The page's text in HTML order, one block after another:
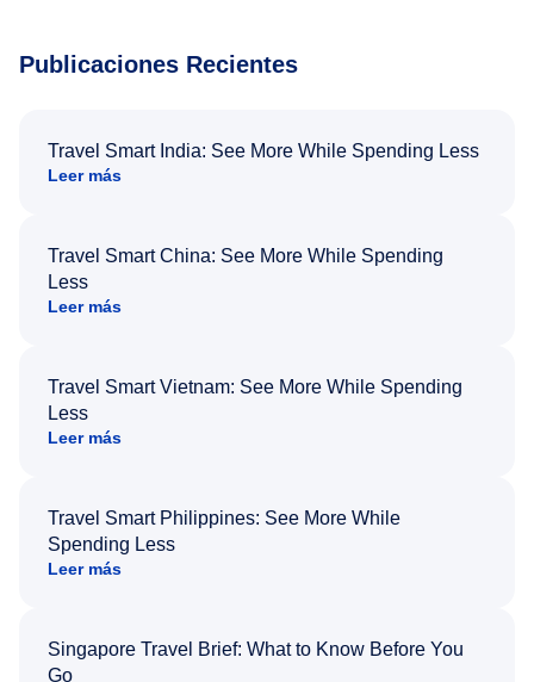
Publicaciones Recientes
Travel Smart India: See More While Spending Less
Leer más
Travel Smart China: See More While Spending
Less
Leer más
Travel Smart Vietnam: See More While Spending
Less
Leer más
Travel Smart Philippines: See More While
Spending Less
Leer más
Singapore Travel Brief: What to Know Before You
Go